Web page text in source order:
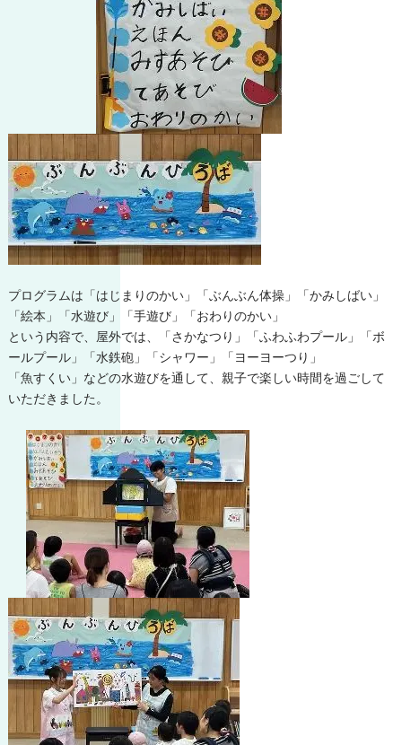
プログラムは「はじまりのかい」「ぶんぶん体操」「かみしばい」
「絵本」「水遊び」「手遊び」「おわりのかい」
という内容で、屋外では、「さかなつり」「ふわふわプール」「ボ
ールプール」「水鉄砲」「シャワー」「ヨーヨーつり」
「魚すくい」などの水遊びを通して、親子で楽しい時間を過ごして
いただきました。